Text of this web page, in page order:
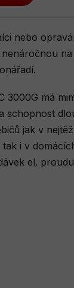
nebo
3000G má
schopnost
jak v
i v
el.